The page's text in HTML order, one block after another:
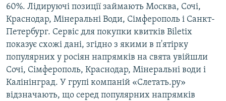
60%. Лідируючі позиції займають Москва, Сочі,
Краснодар, Мінеральні Води, Сімферополь і Санкт-
Петербург. Сервіс для покупки квитків Biletix
показує схожі дані, згідно з якими в п'ятірку
популярних у росіян напрямків на свята увійшли
Сочі, Сімферополь, Краснодар, Мінеральні води і
Калінінград. У групі компаній «Слетать.ру»
відзначають, що серед популярних напрямків